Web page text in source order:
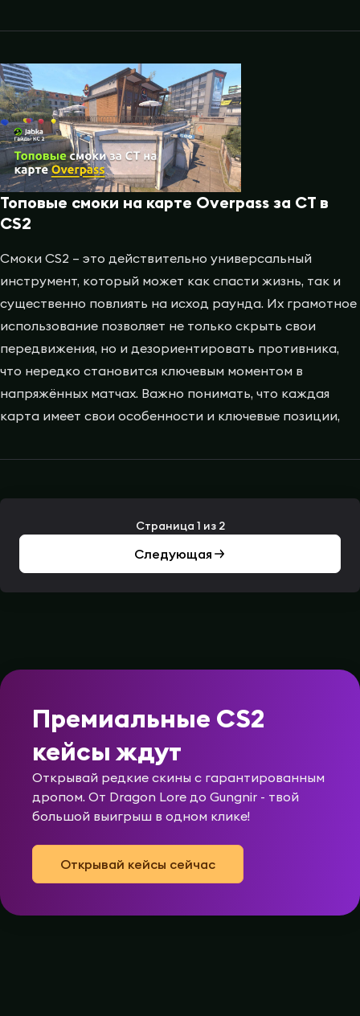
Топовые смоки на карте Overpass за CT в
CS2
Смоки CS2 – это действительно универсальный
инструмент, который может как спасти жизнь, так и
существенно повлиять на исход раунда. Их грамотное
использование позволяет не только скрыть свои
передвижения, но и дезориентировать противника,
что нередко становится ключевым моментом в
напряжённых матчах. Важно понимать, что каждая
карта имеет свои особенности и ключевые позиции,
Страница 1 из 2
Следующая
Премиальные CS2
кейсы ждут
Открывай редкие скины с гарантированным
дропом. От Dragon Lore до Gungnir - твой
большой выигрыш в одном клике!
Открывай кейсы сейчас